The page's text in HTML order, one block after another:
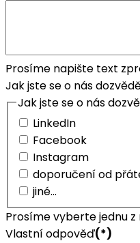
Prosíme napište text
Jak jste se o nás
Jak jste se o nás
LinkedIn
Facebook
Instagram
doporučení od
jiné...
Prosíme vyberte jednu z
Vlastní odpověď(*)